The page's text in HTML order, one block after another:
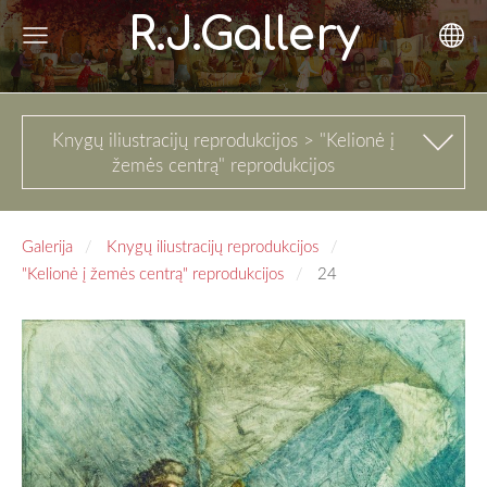
R.J.Gallery
Knygų iliustracijų reprodukcijos > "Kelionė į
žemės centrą" reprodukcijos
Galerija
Knygų iliustracijų reprodukcijos
"Kelionė į žemės centrą" reprodukcijos
24